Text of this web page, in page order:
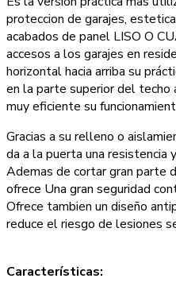
proteccion de garajes,
acabados de panel LISO O
accesos a los garajes en
horizontal hacia arriba su
en la parte superior del techo
muy eficiente su
Gracias a su relleno o
da a la puerta una resistencia
Ademas de cortar gran parte
ofrece Una gran seguridad
Ofrece tambien un diseño
reduce el riesgo de lesiones
Características: